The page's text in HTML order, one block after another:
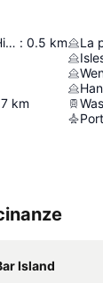
George B. Dorr Museum of Natural History : 0.5 km
km
La
Island